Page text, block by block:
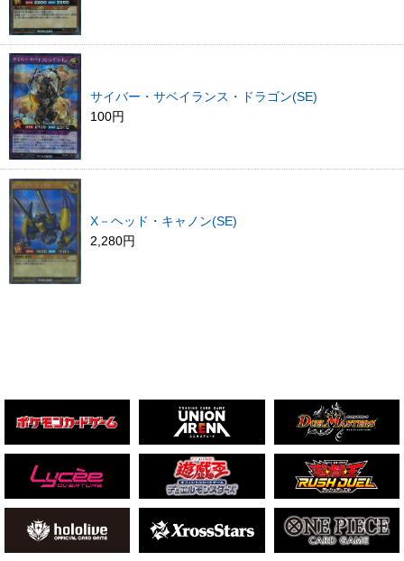
サイバー・サベイランス・ドラゴン(SE)
100円
X－ヘッド・キャノン(SE)
2,280円